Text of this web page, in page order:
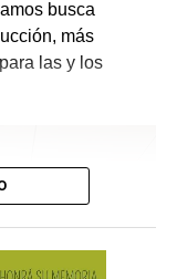
los tiempos
busca
más
las y los